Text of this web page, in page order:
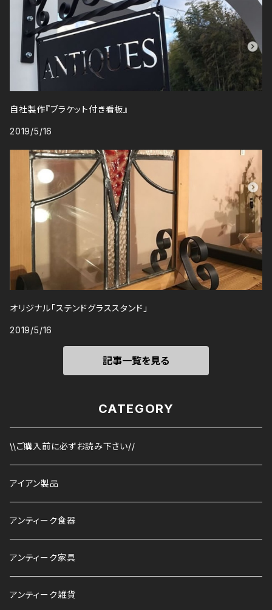
自社製作『ブラケット付き看板』
2019/5/16
オリジナル「ステンドグラススタンド」
2019/5/16
記事一覧を見る
CATEGORY
\\ご購入前に必ずお読み下さい//
アイアン製品
アンティーク食器
アンティーク家具
アンティーク雑貨